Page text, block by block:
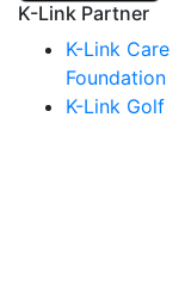
K-Link Partner
K-Link Care
Foundation
K-Link Golf